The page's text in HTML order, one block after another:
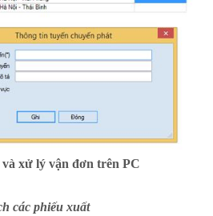
xử lý vận đơn trên PC
các phiếu xuất